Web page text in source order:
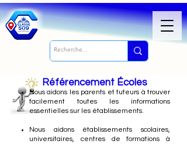
Référencement Écoles
Nousaidons les parents et tuteurs à trouver
facilement toutes les informations
essentielles sur les établissements.
Nous aidons établissements scolaires,
universitaires, centres de formations à